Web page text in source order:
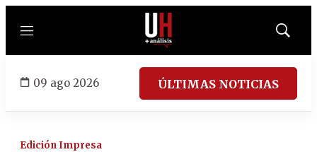
Menú
Mostrar
09 ago 2026 ÚLTIMAS NOTICIAS
Edición Impresa